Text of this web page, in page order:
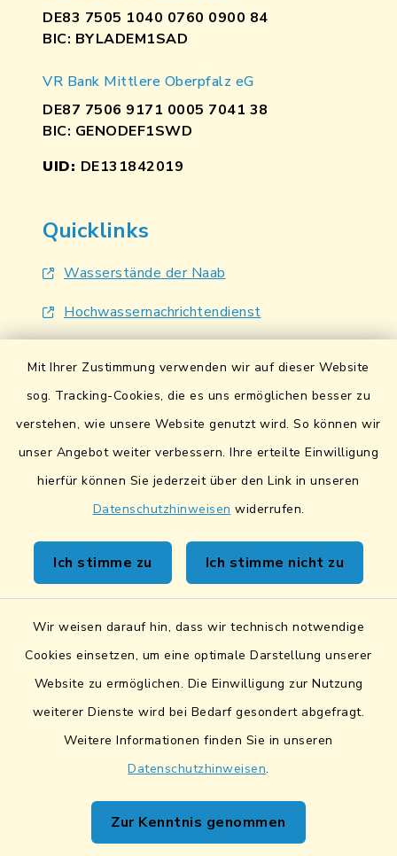
Mit Ihrer Zustimmung verwenden wir auf dieser Website
sog. Tracking-Cookies, die es uns ermöglichen besser zu
verstehen, wie unsere Website genutzt wird. So können wir
unser Angebot weiter verbessern. Ihre erteilte Einwilligung
hierfür können Sie jederzeit über den Link in unseren
Datenschutzhinweisen widerrufen.
Ich stimme zu Ich stimme nicht zu
Wir weisen darauf hin, dass wir technisch notwendige
Cookies einsetzen, um eine optimale Darstellung unserer
Website zu ermöglichen. Die Einwilligung zur Nutzung
weiterer Dienste wird bei Bedarf gesondert abgefragt.
Weitere Informationen finden Sie in unseren
Datenschutzhinweisen.
Zur Kenntnis genommen
DE83 7505 1040 0760 0900 84
BIC: BYLADEM1SAD
VR Bank Mittlere Oberpfalz eG
DE87 7506 9171 0005 7041 38
BIC: GENODEF1SWD
UID: DE131842019
Quicklinks
Wasserstände der Naab
Hochwassernachrichtendienst
Lokales Bündnis für Familien
Fairtrade-Towns
Kontakt
Sicheres Kontaktformular
Sicherer Datentransfer
Datenschutz
Netiquette